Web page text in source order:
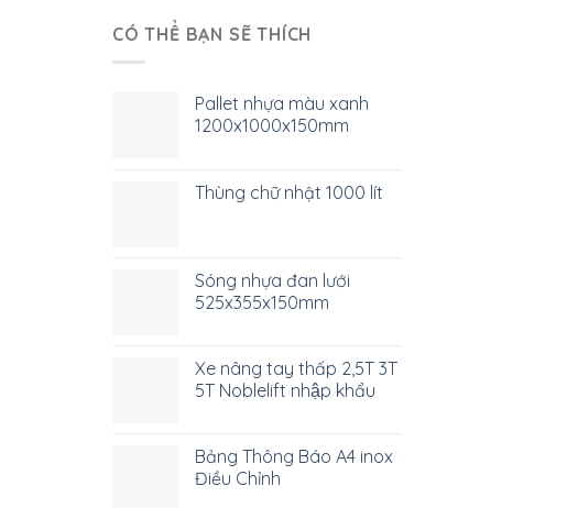
CÓ THỂ BẠN SẼ THÍCH
Pallet nhựa màu xanh
1200x1000x150mm
Thùng chữ nhật 1000 lít
Sóng nhựa đan lưới
525x355x150mm
Xe nâng tay thấp 2,5T 3T
5T Noblelift nhập khẩu
Bảng Thông Báo A4 inox
Điều Chỉnh